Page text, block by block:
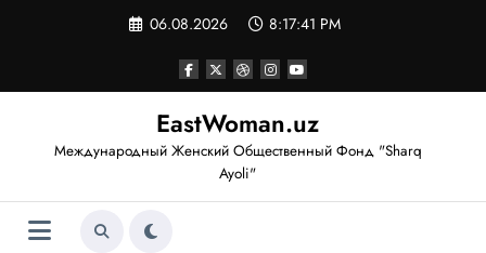
06.08.2026 8:17:42 PM
EastWoman.uz
Международный Женский Общественный Фонд "Sharq
Ayoli"